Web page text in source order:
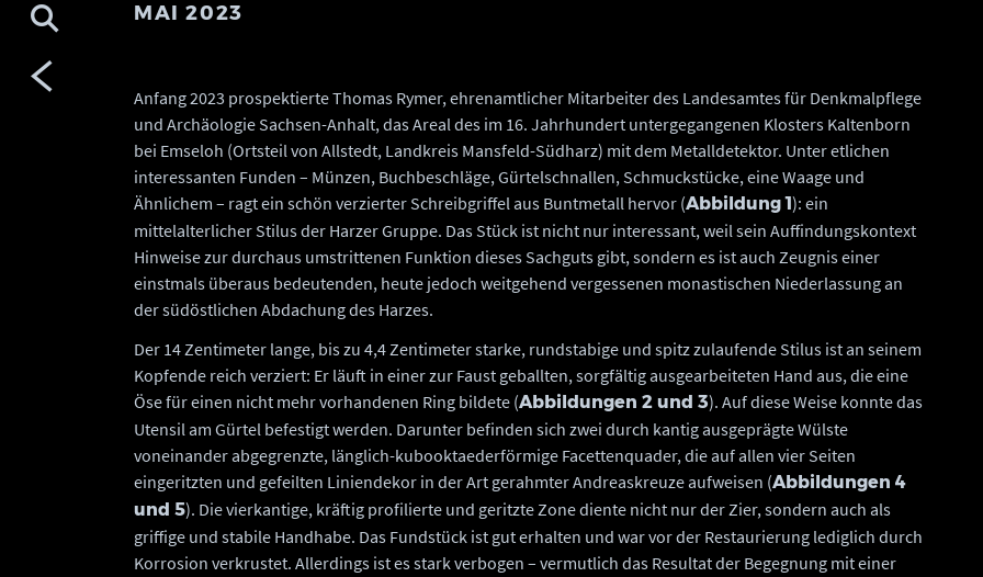
MAI 2023
Anfang 2023 prospektierte Thomas Rymer, ehrenamtlicher Mitarbeiter des Landesamtes für Denkmalpflege
und Archäologie Sachsen-Anhalt, das Areal des im 16. Jahrhundert untergegangenen Klosters Kaltenborn
bei Emseloh (Ortsteil von Allstedt, Landkreis Mansfeld-Südharz) mit dem Metalldetektor. Unter etlichen
interessanten Funden – Münzen, Buchbeschläge, Gürtelschnallen, Schmuckstücke, eine Waage und
Ähnlichem – ragt ein schön verzierter Schreibgriffel aus Buntmetall hervor (Abbildung 1): ein
mittelalterlicher Stilus der Harzer Gruppe. Das Stück ist nicht nur interessant, weil sein Auffindungskontext
Hinweise zur durchaus umstrittenen Funktion dieses Sachguts gibt, sondern es ist auch Zeugnis einer
einstmals überaus bedeutenden, heute jedoch weitgehend vergessenen monastischen Niederlassung an
der südöstlichen Abdachung des Harzes.
Der 14 Zentimeter lange, bis zu 4,4 Zentimeter starke, rundstabige und spitz zulaufende Stilus ist an seinem
Kopfende reich verziert: Er läuft in einer zur Faust geballten, sorgfältig ausgearbeiteten Hand aus, die eine
Öse für einen nicht mehr vorhandenen Ring bildete (Abbildungen 2 und 3). Auf diese Weise konnte das
Utensil am Gürtel befestigt werden. Darunter befinden sich zwei durch kantig ausgeprägte Wülste
voneinander abgegrenzte, länglich-kubooktaederförmige Facettenquader, die auf allen vier Seiten
eingeritzten und gefeilten Liniendekor in der Art gerahmter Andreaskreuze aufweisen (Abbildungen 4
und 5). Die vierkantige, kräftig profilierte und geritzte Zone diente nicht nur der Zier, sondern auch als
griffige und stabile Handhabe. Das Fundstück ist gut erhalten und war vor der Restaurierung lediglich durch
Korrosion verkrustet. Allerdings ist es stark verbogen – vermutlich das Resultat der Begegnung mit einer